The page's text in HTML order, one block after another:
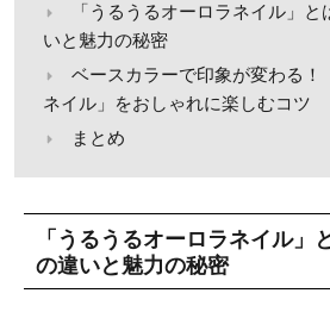
「うるうるオーロラネイル」
いと魅力の秘密
ベースカラーで印象が変わる！
ネイル」をおしゃれに楽しむコツ
まとめ
「うるうるオーロラネイル」
の違いと魅力の秘密